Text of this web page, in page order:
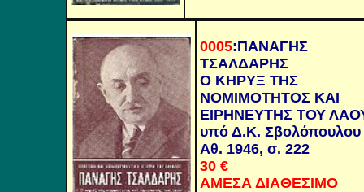
0005:ΠΑΝΑΓΗΣ
ΤΣΑΛΔΑΡΗΣ
Ο ΚΗΡΥΞ ΤΗΣ
ΝΟΜΙΜΟΤΗΤΟΣ ΚΑΙ
ΕΙΡΗΝΕΥΤΗΣ ΤΟΥ
υπό Δ.Κ. Σβολόπουλου
Αθ. 1946, σ. 222
30€
ΑΜΕΣΑ ΔΙΑΘΕΣΙΜΟ